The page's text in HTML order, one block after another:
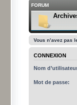
FORUM
Vous n’avez pas
CONNEXION
Nom
Mot de passe: